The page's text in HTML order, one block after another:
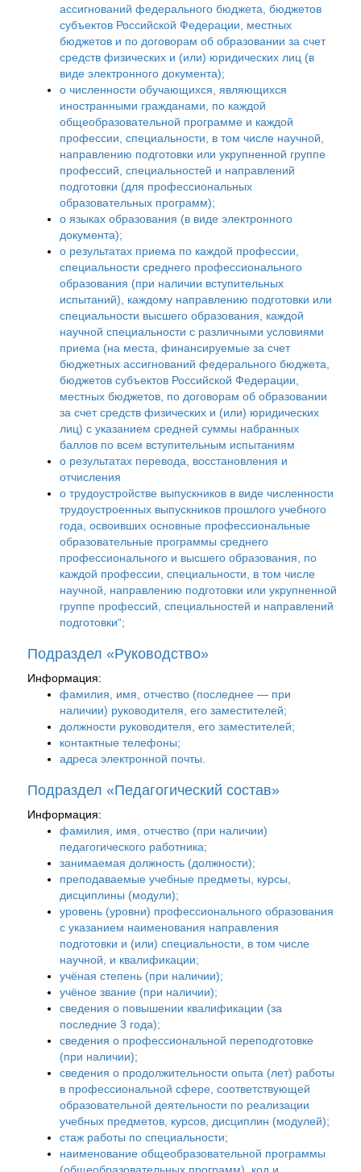
ассигнований федерального бюджета, бюджетов
субъектов Российской Федерации, местных
бюджетов и по договорам об образовании за счет
средств физических и (или) юридических лиц (в
виде электронного документа);
о численности обучающихся, являющихся
иностранными гражданами, по каждой
общеобразовательной программе и каждой
профессии, специальности, в том числе научной,
направлению подготовки или укрупненной группе
профессий, специальностей и направлений
подготовки (для профессиональных
образовательных программ);
о языках образования (в виде электронного
документа);
о результатах приема по каждой профессии,
специальности среднего профессионального
образования (при наличии вступительных
испытаний), каждому направлению подготовки или
специальности высшего образования, каждой
научной специальности с различными условиями
приема (на места, финансируемые за счет
бюджетных ассигнований федерального бюджета,
бюджетов субъектов Российской Федерации,
местных бюджетов, по договорам об образовании
за счет средств физических и (или) юридических
лиц) с указанием средней суммы набранных
баллов по всем вступительным испытаниям
о результатах перевода, восстановления и
отчисления
о трудоустройстве выпускников в виде численности
трудоустроенных выпускников прошлого учебного
года, освоивших основные профессиональные
образовательные программы среднего
профессионального и высшего образования, по
каждой профессии, специальности, в том числе
научной, направлению подготовки или укрупненной
группе профессий, специальностей и направлений
подготовки“;
Подраздел «Руководство»
Информация:
фамилия, имя, отчество (последнее — при
наличии) руководителя, его заместителей;
должности руководителя, его заместителей;
контактные телефоны;
адреса электронной почты.
Подраздел «Педагогический состав»
Информация:
фамилия, имя, отчество (при наличии)
педагогического работника;
занимаемая должность (должности);
преподаваемые учебные предметы, курсы,
дисциплины (модули);
уровень (уровни) профессионального образования
с указанием наименования направления
подготовки и (или) специальности, в том числе
научной, и квалификации;
учёная степень (при наличии);
учёное звание (при наличии);
сведения о повышении квалификации (за
последние 3 года);
сведения о профессиональной переподготовке
(при наличии);
сведения о продолжительности опыта (лет) работы
в профессиональной сфере, соответствующей
образовательной деятельности по реализации
учебных предметов, курсов, дисциплин (модулей);
стаж работы по специальности;
наименование общеобразовательной программы